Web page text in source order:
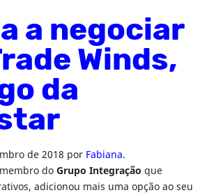
a negociar
Winds,
da
de 2018 por Fabiana.
doGrupo Integração que
adicionou mais uma opção ao seu